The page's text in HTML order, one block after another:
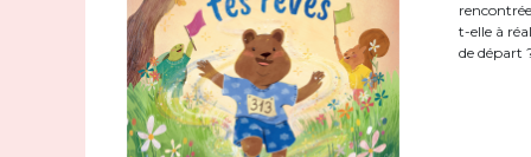
t-elle à
de départ